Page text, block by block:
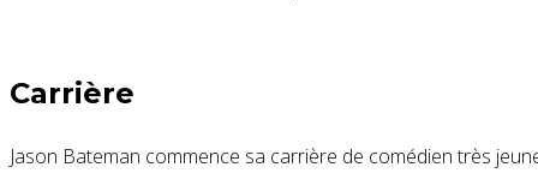
Carrière
Jason Bateman commence sa carrière de comédien très